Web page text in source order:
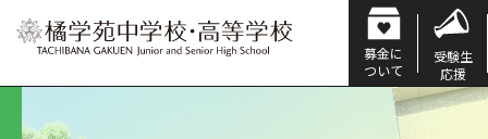
募金に
ついて
受験生
応援